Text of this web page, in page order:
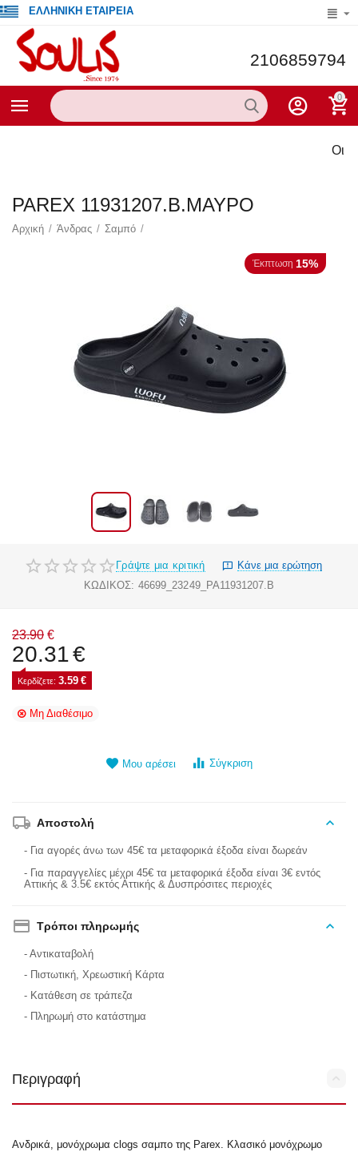
ΕΛΛΗΝΙΚΗ ΕΤΑΙΡΕΙΑ
2106859794
0
Οι
PAREX 11931207.B.ΜΑΥΡΟ
Αρχική / Άνδρας / Σαμπό /
Έκπτωση 15%
Γράψτε μια κριτική
Κάνε μια ερώτηση
ΚΩΔΙΚΟΣ: 46699_23249_PA11931207.B
23.90 €
20.31€
Κερδίζετε: 3.59 €
Μη Διαθέσιμο
Μου αρέσει Σύγκριση
Αποστολή
- Για αγορές άνω των 45€ τα μεταφορικά έξοδα είναι δωρεάν
- Για παραγγελίες μέχρι 45€ τα μεταφορικά έξοδα είναι 3€ εντός
Αττικής & 3.5€ εκτός Αττικής & Δυσπρόσιτες περιοχές
Τρόποι πληρωμής
- Αντικαταβολή
- Πιστωτική, Χρεωστική Κάρτα
- Κατάθεση σε τράπεζα
- Πληρωμή στο κατάστημα
Περιγραφή
Ανδρικά, μονόχρωμα clogs σαμπο της Parex. Κλασικό μονόχρωμο